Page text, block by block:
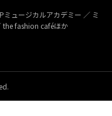
ミュージカルアカデミー ／ ミ
the fashion caféほか